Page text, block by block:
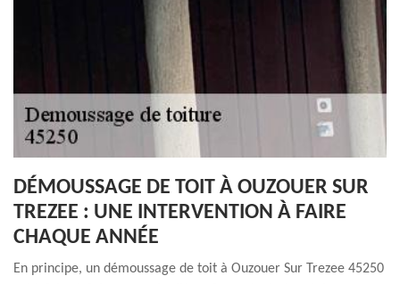
DÉMOUSSAGE DE TOIT À OUZOUER SUR
TREZEE : UNE INTERVENTION À FAIRE
CHAQUE ANNÉE
En principe, un démoussage de toit à Ouzouer Sur Trezee 45250